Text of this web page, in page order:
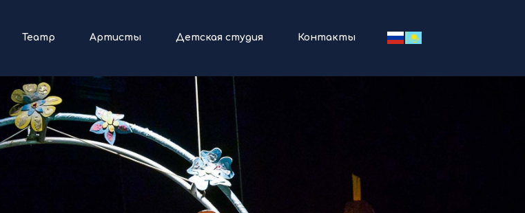
Театр Артисты Детская студия Контакты